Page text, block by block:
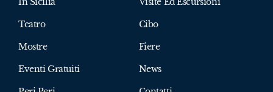
Teatro Cibo
Mostre Fiere
Eventi Gratuiti News